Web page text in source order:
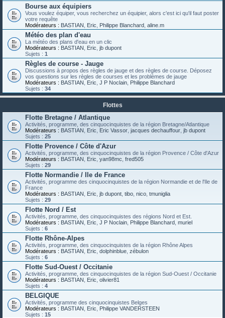
Bourse aux équipiers
Vous voulez équiper, vous recherchez un équipier, alors c'est ici qu'il faut poster
votre requête
Modérateurs : BASTIAN Eric Philippe Blanchard aline.m
Météo des plan d'eau
La météo des plans d'eau en un clic
Modérateurs : BASTIAN Eric jb dupont
Sujets : 1
Règles de course - Jauge
Discussions à propos des règles de jauge et des règles de course. Déposez
vos questions sur les règles de courses et les problèmes de jauge
Modérateurs : BASTIAN Eric J P Noclain Philippe Blanchard
Sujets : 34
Flottes
Flotte Bretagne / Atlantique
Activités, programme, des cinquocinquistes de la région Bretagne/Atlantique
Modérateurs : BASTIAN Eric Eric Vassor jacques dechauffour jb dupont
Sujets : 25
Flotte Provence / Côte d'Azur
Activités, programme, des cinquocinquistes de la région Provence / Côte d'Azur
Modérateurs : BASTIAN Eric yan98mc fred505
Sujets : 29
Flotte Normandie / Ile de France
Activités, programme des cinquocinquistes de la région Normandie et de l'Ile de
France
Modérateurs : BASTIAN Eric jb dupont tibo nico tmuniglia
Sujets : 29
Flotte Nord / Est
Activités, programme, des cinquocinquistes des régions Nord et Est.
Modérateurs : BASTIAN Eric J P Noclain Philippe Blanchard muriel
Sujets : 6
Flotte Rhône-Alpes
Activités, programme, des cinquocinquistes de la région Rhône Alpes
Modérateurs : BASTIAN Eric dolphinblue zébulon
Sujets : 6
Flotte Sud-Ouest / Occitanie
Activités, programme, des cinquocinquistes de la région Sud-Ouest / Occitanie
Modérateurs : BASTIAN Eric olivier81
Sujets : 4
BELGIQUE
Activités, programme des cinquocinquistes Belges
Modérateurs : BASTIAN Eric
Philippe VANDERSTEEN
Sujets : 15